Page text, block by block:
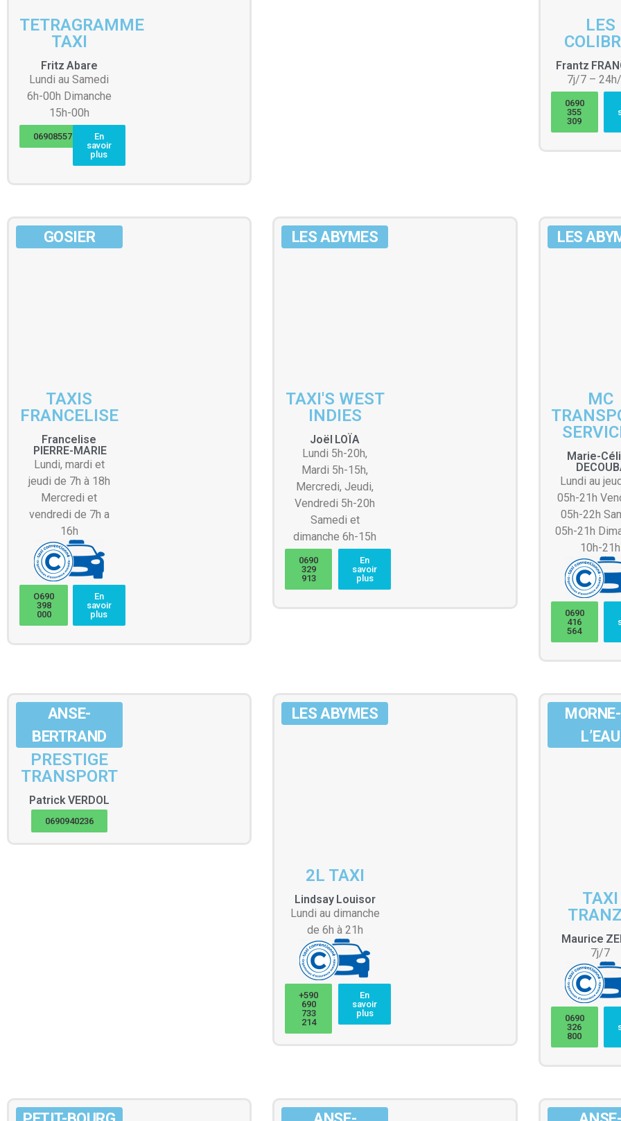
TETRAGRAMME
TAXI
Fritz Abare
Lundi au Samedi
6h-00h Dimanche
15h-00h
0690855706
En
savoir
plus
LES
Frantz
7j/7 –
0690
355
309
GOSIER
TAXIS
FRANCELISE
Francelise
PIERRE-MARIE
Lundi, mardi et
jeudi de 7h à 18h
Mercredi et
vendredi de 7h a
16h
O690
398
000
En
savoir
plus
LES ABYMES
TAXI'S WEST
INDIES
Joël LOÏA
Lundi 5h-20h,
Mardi 5h-15h,
Mercredi, Jeudi,
Vendredi 5h-20h
Samedi et
dimanche 6h-15h
0690
329
913
En
savoir
plus
LES
MC
Marie-
Lundi au
05h-21h
05h-22h
05h-21h
10h-21h
0690
416
564
ANSE-
BERTRAND
PRESTIGE
TRANSPORT
PatrickVERDOL
0690940236
LES ABYMES
2L TAXI
Lindsay Louisor
Lundi au dimanche
de 6h à 21h
+590
690
733
214
En
savoir
plus
L’EAU
TAXI
Maurice
7j/7
0690
326
800